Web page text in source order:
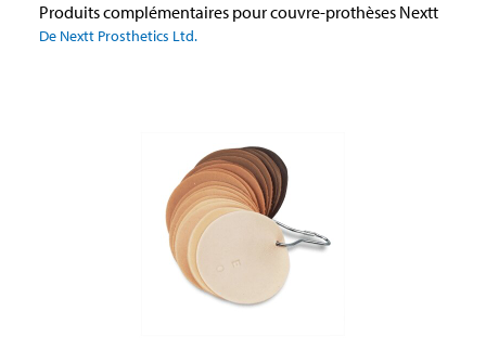
Produits complémentaires pour couvre-prothèses Nextt
De Nextt Prosthetics Ltd.